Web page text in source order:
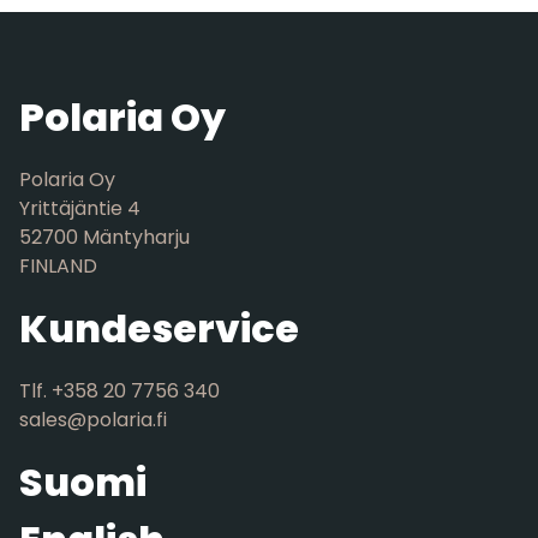
Polaria Oy
Polaria Oy
Yrittäjäntie 4
52700 Mäntyharju
FINLAND
Kundeservice
Tlf. +358 20 7756 340
sales@polaria.fi
Suomi